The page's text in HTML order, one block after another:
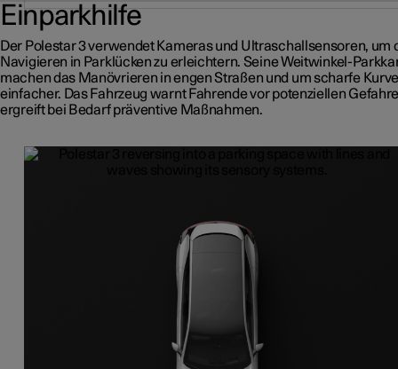
Einparkhilfe
Der Polestar 3 verwendet Kameras und Ultraschallsensoren, um
Navigieren in Parklücken zu erleichtern. Seine Weitwinkel-
machen das Manövrieren in engen Straßen und um scharfe
einfacher. Das Fahrzeug warnt Fahrende vor potenziellen
ergreift bei Bedarf präventive Maßnahmen.